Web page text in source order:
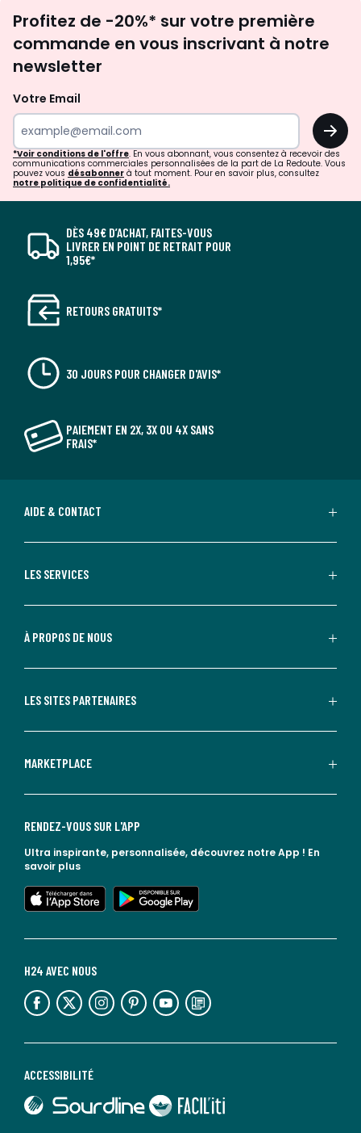
newsletter
Profitez de -20%* sur votre première
commande en vous inscrivant à notre
newsletter
Votre Email
OK
*Voir conditions de l'offre. En vous abonnant, vous consentez à recevoir des
communications commerciales personnalisées de la part de La Redoute. Vous
pouvez vous désabonner à tout moment. Pour en savoir plus, consultez
notre politique de confidentialité.
DÈS 49€ D’ACHAT, FAITES-VOUS
LIVRER EN POINT DE RETRAIT POUR
1,95€*
RETOURS GRATUITS*
30 JOURS POUR CHANGER D'AVIS*
PAIEMENT EN 2X, 3X OU 4X SANS
FRAIS*
AIDE & CONTACT
LES SERVICES
À PROPOS DE NOUS
LES SITES PARTENAIRES
MARKETPLACE
ACCESSIBILITÉ
lien vers Sourdline
lien vers Faciliti
H24 AVEC NOUS
lien vers l'espace réseaux sociaux lien vers l'espace réseaux sociaux lien vers l'espace réseaux sociaux lien vers l'espace réseaux sociaux lien vers l'espace réseaux sociaux lien vers le blog la redoute
RENDEZ-VOUS SUR L'APP
Ultra inspirante, personnalisée, découvrez notre App ! En
savoir plus
lien vers l'app store
lien vers google play